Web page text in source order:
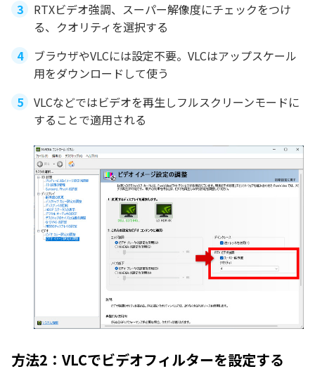
RTXビデオ強調、スーパー解像度にチェックをつけ
る、クオリティを選択する
ブラウザやVLCには設定不要。VLCはアップスケール
用をダウンロードして使う
VLCなどではビデオを再生しフルスクリーンモードに
することで適用される
方法2：VLCでビデオフィルターを設定する